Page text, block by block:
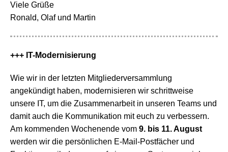
Viele Grüße
Ronald, Olaf und Martin
+++ IT-Modernisierung
Wie wir in der letzten Mitgliederversammlung
angekündigt haben, modernisieren wir schrittweise
unsere IT, um die Zusammenarbeit in unseren Teams und
damit auch die Kommunikation mit euch zu verbessern.
Am kommenden Wochenende vom 9. bis 11. August
werden wir die persönlichen E-Mail-Postfächer und